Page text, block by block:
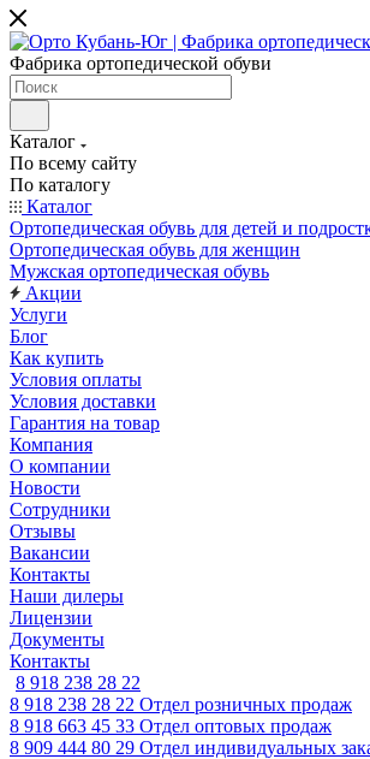
Фабрика ортопедической обуви
Каталог
По всему сайту
По каталогу
Каталог
Ортопедическая обувь для детей и
Ортопедическая обувь для женщин
Мужская ортопедическая обувь
Акции
Услуги
Блог
Как купить
Условия оплаты
Условия доставки
Гарантия на товар
Компания
О компании
Новости
Сотрудники
Отзывы
Вакансии
Контакты
Наши дилеры
Лицензии
Документы
Контакты
8 918 238 28 22
8 918 238 28 22 Отдел розничных продаж
8 918 663 45 33 Отдел оптовых продаж
8 909 444 80 29 Отдел индивидуальных